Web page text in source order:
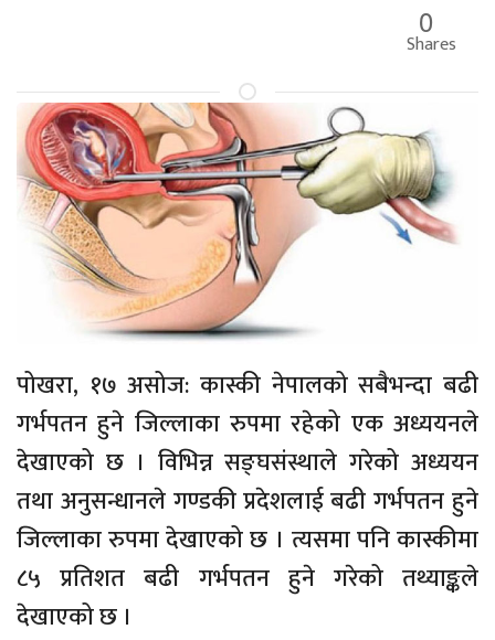
0
Shares
पोखरा, १७ असोज: कास्की नेपालको सबैभन्दा बढी
गर्भपतन हुने जिल्लाका रुपमा रहेको एक अध्ययनले
देखाएको छ । विभिन्न सङ्घसंस्थाले गरेको अध्ययन
तथा अनुसन्धानले गण्डकी प्रदेशलाई बढी गर्भपतन हुने
जिल्लाका रुपमा देखाएको छ । त्यसमा पनि कास्कीमा
८५ प्रतिशत बढी गर्भपतन हुने गरेको तथ्याङ्कले
देखाएको छ ।